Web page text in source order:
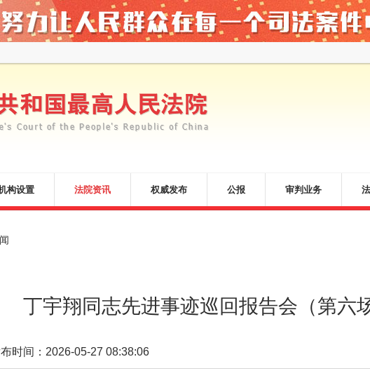
构设置 法院资讯 权威发布 公报 审判业务
丁宇翔同志先进事迹巡回报告会（第六
时间：2026-05-27 08:38:06